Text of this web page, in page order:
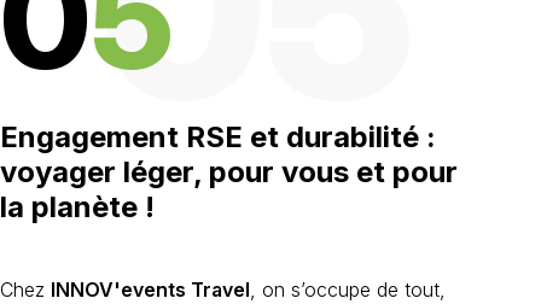
Engagement RSE et durabilité :
voyager léger, pour vous et pour
la planète !
Chez INNOV'events Travel, on s’occupe de tout,